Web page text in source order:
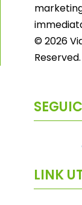
© 2026
Reserved.
LINK